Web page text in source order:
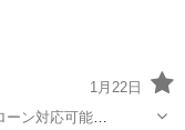
1月22日